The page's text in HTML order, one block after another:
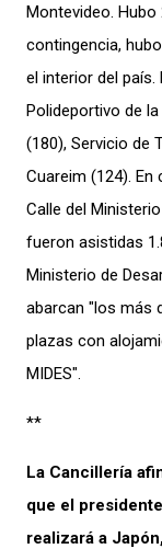
Montevideo.
contingencia,
el interior del país.
Polideportivo de
(180), Servicio de
Cuareim (124).
Calle del
fueron asistidas
Ministerio de
abarcan "los más
plazas con
MIDES".
**
La Cancillería
que el
realizará a